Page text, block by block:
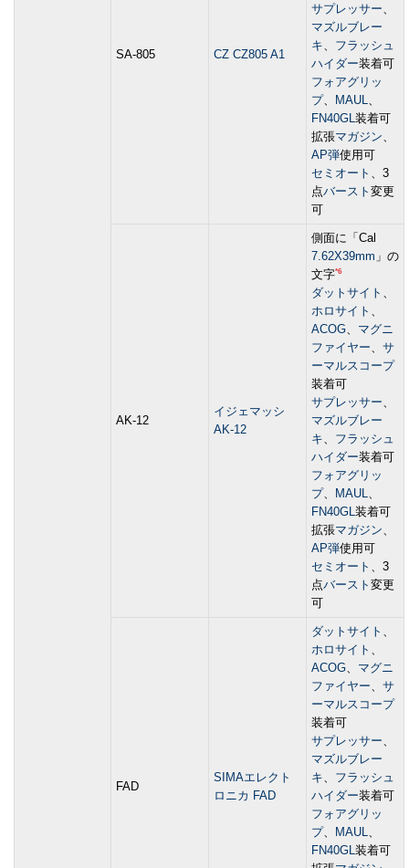
SA-805 CZ CZ805 A1
サプレッサー、
マズルブレー
キ、 フラッシュ
ハイダー装着可
フォアグリッ
プ、 MAUL、
FN40GL装着可
拡張マガジン、
AP弾使用可
セミオート 、3
点バースト 変更
可
AK-12
イジェマッシ
AK-12
側面に「Cal
7.62X39mm 」の
文字*6
ダットサイト 、
ホロサイト 、
ACOG、 マグニ
ファイヤー、 サ
ーマルスコープ
装着可
サプレッサー、
マズルブレー
キ、 フラッシュ
ハイダー装着可
フォアグリッ
プ、 MAUL、
FN40GL装着可
拡張マガジン、
AP弾使用可
セミオート 、3
点バースト 変更
可
FAD
SIMAエレクト
ロニカ FAD
ダットサイト 、
ホロサイト 、
ACOG、 マグニ
ファイヤー、 サ
ーマルスコープ
装着可
サプレッサー、
マズルブレー
キ、 フラッシュ
ハイダー装着可
フォアグリッ
プ、 MAUL、
FN40GL装着可